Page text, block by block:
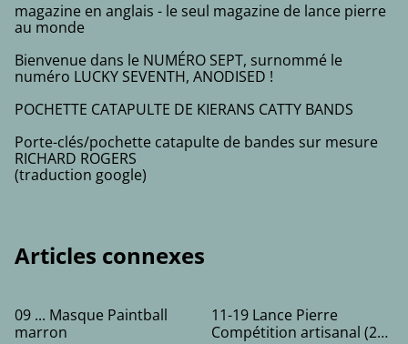
magazine en anglais - le seul magazine de lance pierre
au monde
Bienvenue dans le NUMÉRO SEPT, surnommé le
numéro LUCKY SEVENTH, ANODISED !
POCHETTE CATAPULTE DE KIERANS CATTY BANDS
Porte-clés/pochette catapulte de bandes sur mesure
RICHARD ROGERS
(traduction google)
Articles connexes
09 ... Masque Paintball
marron
%
11-19 Lance Pierre
Compétition artisanal (2